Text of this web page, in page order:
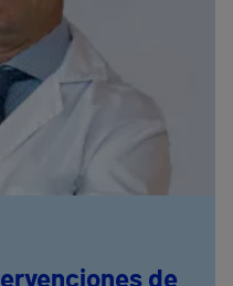
de